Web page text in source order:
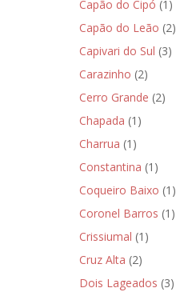
Capão do Cipó (1)
Capão do Leão (2)
Capivari do Sul (3)
Carazinho (2)
Cerro Grande (2)
Chapada (1)
Charrua (1)
Constantina (1)
Coqueiro Baixo (1)
Coronel Barros (1)
Crissiumal (1)
Cruz Alta (2)
Dois Lageados (3)